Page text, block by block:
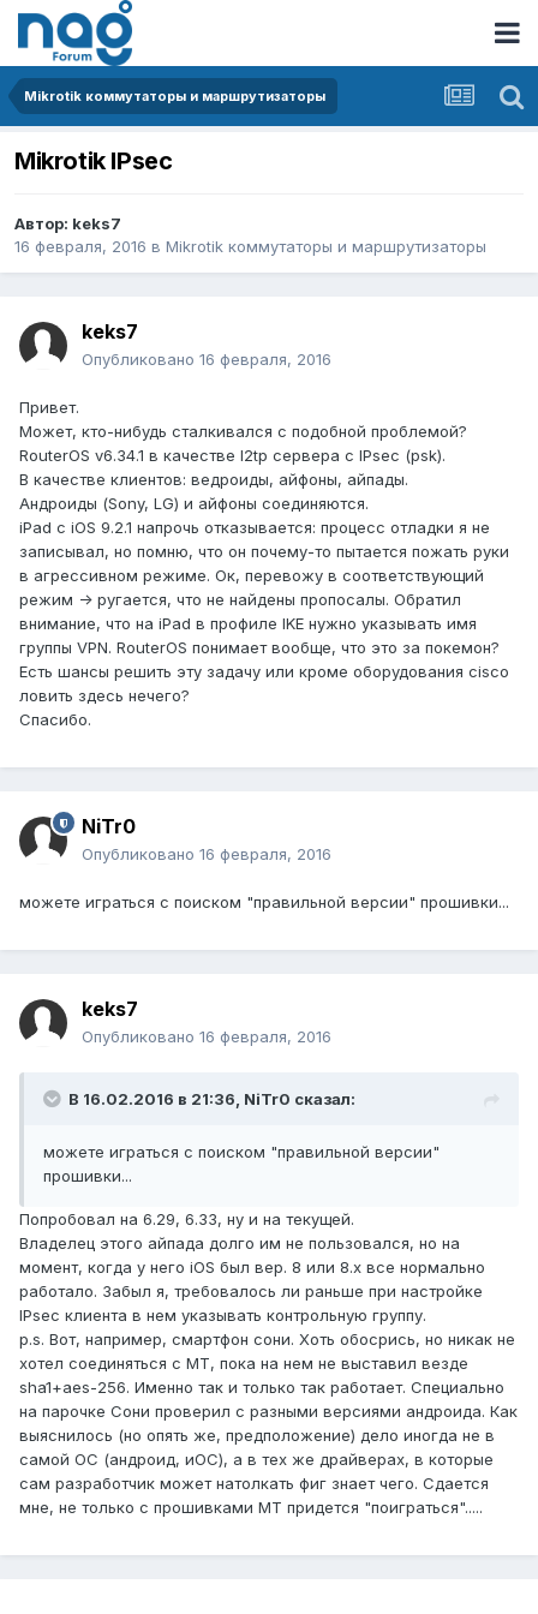
Mikrotik коммутаторы и маршрутизаторы
Mikrotik IPsec
Автор: keks7
16 февраля, 2016 в Mikrotik коммутаторы и маршрутизаторы
keks7
Опубликовано 16 февраля, 2016
Привет.
Может, кто-нибудь сталкивался с подобной проблемой?
RouterOS v6.34.1 в качестве l2tp сервера с IPsec (psk).
В качестве клиентов: ведроиды, айфоны, айпады.
Андроиды (Sony, LG) и айфоны соединяются.
iPad с iOS 9.2.1 напрочь отказывается: процесс отладки я не
записывал, но помню, что он почему-то пытается пожать руки
в агрессивном режиме. Ок, перевожу в соответствующий
режим -> ругается, что не найдены пропосалы. Обратил
внимание, что на iPad в профиле IKE нужно указывать имя
группы VPN. RouterOS понимает вообще, что это за покемон?
Есть шансы решить эту задачу или кроме оборудования cisco
ловить здесь нечего?
Спасибо.
NiTr0
Опубликовано 16 февраля, 2016
можете играться с поиском "правильной версии" прошивки...
keks7
Опубликовано 16 февраля, 2016
В 16.02.2016 в 21:36, NiTr0 сказал:
можете играться с поиском "правильной версии"
прошивки...
Попробовал на 6.29, 6.33, ну и на текущей.
Владелец этого айпада долго им не пользовался, но на
момент, когда у него iOS был вер. 8 или 8.x все нормально
работало. Забыл я, требовалось ли раньше при настройке
IPsec клиента в нем указывать контрольную группу.
p.s. Вот, например, смартфон сони. Хоть обосрись, но никак не
хотел соединяться с МТ, пока на нем не выставил везде
sha1+aes-256. Именно так и только так работает. Специально
на парочке Сони проверил с разными версиями андроида. Как
выяснилось (но опять же, предположение) дело иногда не в
самой ОС (андроид, иОС), а в тех же драйверах, в которые
сам разработчик может натолкать фиг знает чего. Сдается
мне, не только с прошивками МТ придется "поиграться".....